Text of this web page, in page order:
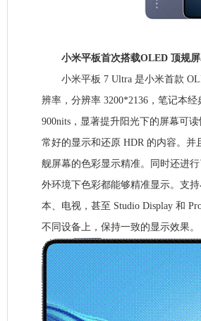
小米平板首次搭载OLED 顶规屏
小米平板 7 Ultra 是小米首款
辨率，分辨率 3200*2136，笔记本
900nits，显著提升阳光下的屏幕可
常好的显示和还原 HDR 的内容。并
舰屏幕的色彩显示精准。同时还进
外环境下色彩都能够精准显示。支
本、电视，甚至 Studio Display 和
不同设备上，保持一致的显示效果。